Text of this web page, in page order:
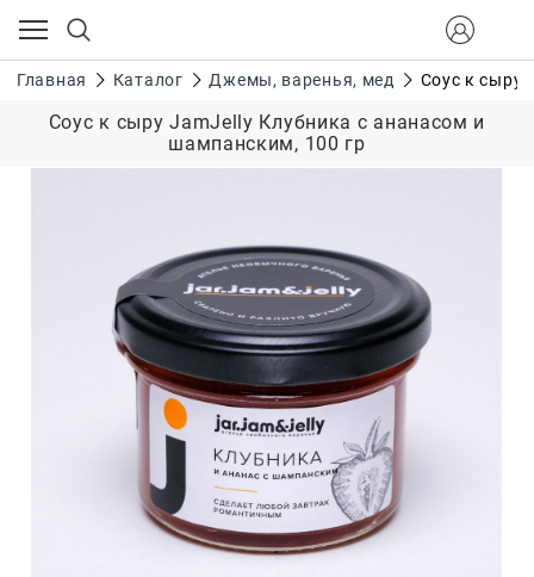
Главная Каталог Джемы, варенья, мед Соус к сыру
Соус к сыру JamJelly Клубника с ананасом и
шампанским, 100 гр